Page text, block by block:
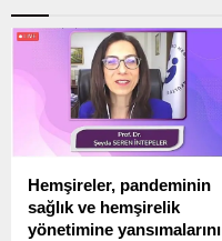
Hemşireler, pandeminin
sağlık ve hemşirelik
yönetimine yansımalarını